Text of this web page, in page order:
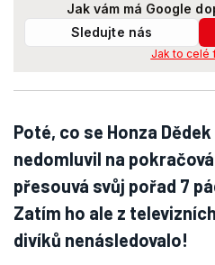
Jak vám má Google
Sledujte nás
Jak to celé
Poté, co se Honza
nedomluvil na
přesouvá svůj pořad 7
Zatím ho ale z
divíků nenásledovalo!